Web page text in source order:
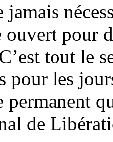
jamais
ouvert pour
tout le
pour les
permanent
de